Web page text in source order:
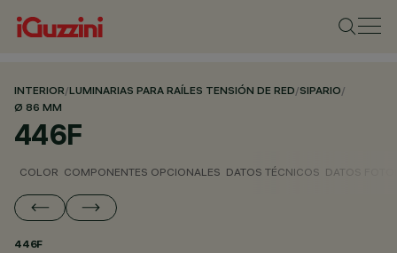
INTERIOR/LUMINARIAS PARA RAÍLES TENSIÓN DE RED/SIPARIO/
Ø 86 MM
446F
COLOR COMPONENTES OPCIONALES DATOS TÉCNICOS DATOS
446F